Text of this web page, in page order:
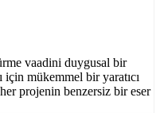
vaadini duygusal bir
mükemmel bir yaratıcı
projenin benzersiz bir eser